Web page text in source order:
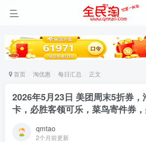
首页 淘优惠 每日汇总 正文
2026年5月23日 美团周末5折券，
卡，必胜客领可乐，菜鸟寄件券
qmtao
2个月前更新